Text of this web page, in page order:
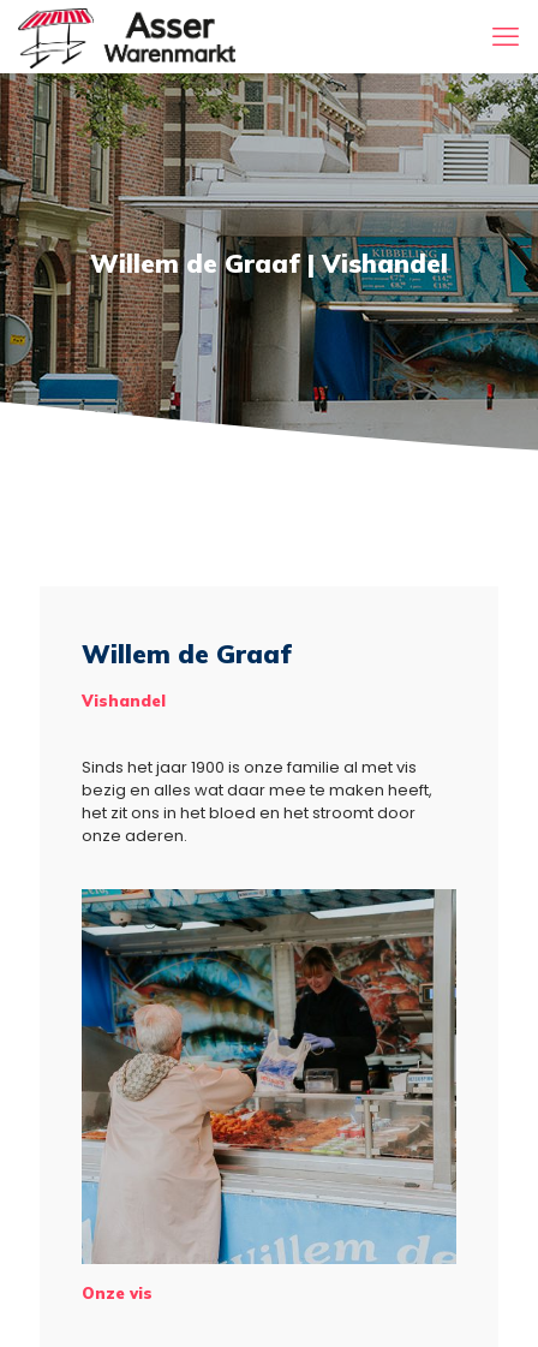
Willem de Graaf | Vishandel
Willem de Graaf
Vishandel
Sinds het jaar 1900 is onze familie al met vis
bezig en alles wat daar mee te maken heeft,
het zit ons in het bloed en het stroomt door
onze aderen.
Onze vis